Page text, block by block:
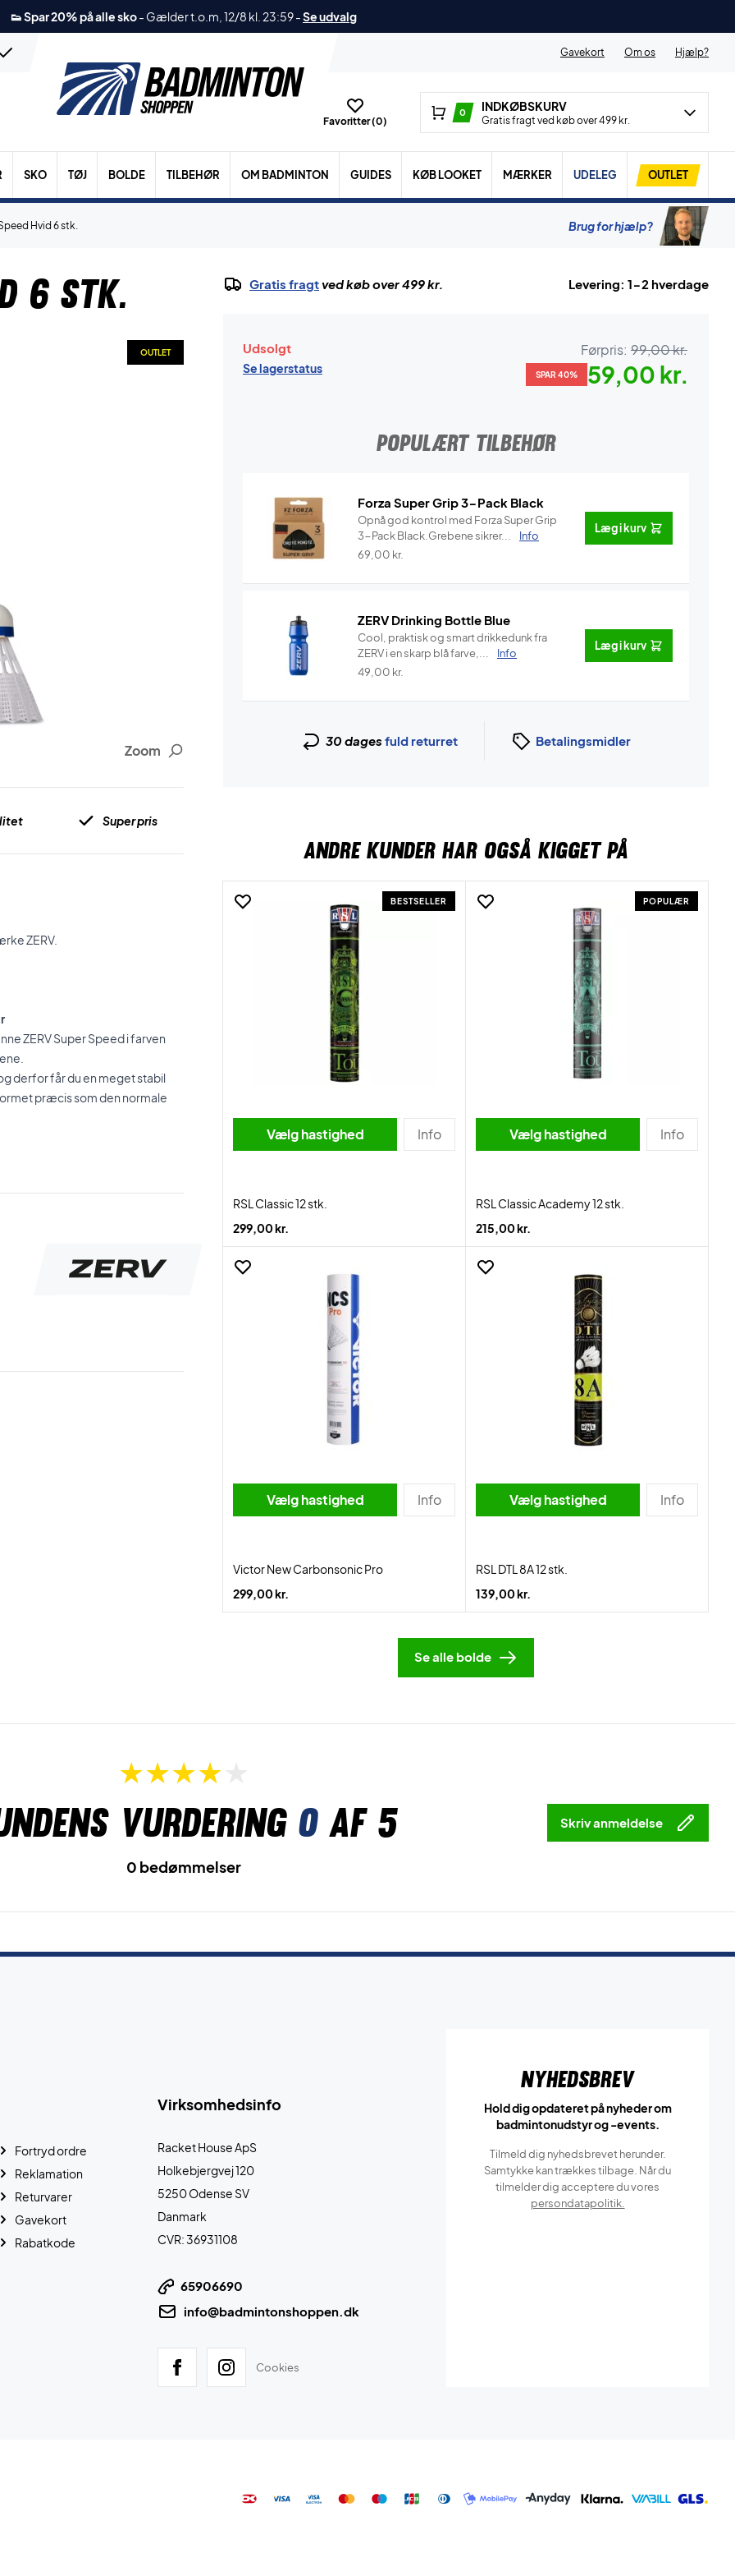
👟 Spar 20% på alle sko- Gælder t.o.m, 12/8 kl. 23:59-Se udvalg
Gavekort Om os Hjælp?
Favoritter (0)
0 INDKØBSKURV
Gratis fragt ved køb over 499 kr.
SKO TØJ BOLDE TILBEHØR OM BADMINTON GUIDES KØB LOOKET MÆRKER UDELEG OUTLET
Hvid 6 stk. Brug for hjælp?
6 stk.
Zoom
OUTLET
Super pris
ZERV.
ZERV Super Speed i farven
derfor får du en meget stabil
præcis som den normale
Gratis fragtved køb over 499 kr. Levering: 1-2 hverdage
Udsolgt
Se lagerstatus
Førpris: 99,00 kr.
SPAR 40% 59,00 kr.
POPULÆRT TILBEHØR
Forza Super Grip 3-Pack Black
Opnå god kontrol med Forza Super Grip
3-Pack Black.Grebene sikrer...
Info
69,00 kr.
Læg i kurv
ZERV Drinking Bottle Blue
Cool, praktisk og smart drikkedunk fra
ZERV i en skarp blå farve,...
Info
49,00 kr.
Læg i kurv
30 dages fuld returret Betalingsmidler
ANDRE KUNDER HAR OGSÅ KIGGET PÅ
BESTSELLER
Vælg hastighed Info
RSL Classic 12 stk.
299,00 kr.
POPULÆR
Vælg hastighed Info
RSL Classic Academy 12 stk.
215,00 kr.
Vælg hastighed Info
Victor New Carbonsonic Pro
299,00 kr.
Vælg hastighed Info
RSL DTL 8A 12 stk.
139,00 kr.
Se alle bolde
vurdering 0af 5 Skriv anmeldelse
0 bedømmelser
Virksomhedsinfo
Racket House ApS
Holkebjergvej 120
5250 Odense SV
Danmark
CVR: 36931108
65906690
info@badmintonshoppen.dk
Cookies
Fortryd ordre
Reklamation
Returvarer
Gavekort
Rabatkode
Nyhedsbrev
Hold dig opdateret på nyheder om
badmintonudstyr og -events.
Tilmeld dig nyhedsbrevet herunder.
Samtykke kan trækkes tilbage. Når du
tilmelder dig acceptere du vores
persondatapolitik.